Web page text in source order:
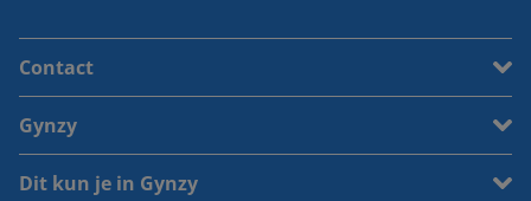
Contact
Gynzy
Dit kun je in Gynzy